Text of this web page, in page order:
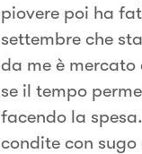
piovere poi ha
settembre che
da me è
se il tempo
facendo la
condite con